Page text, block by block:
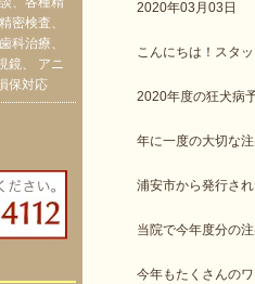
2020年03月03日
こんにちは！スタッ
2020年度の狂犬病
年に一度の大切な
浦安市から発行さ
当院で今年度分の
今年もたくさんの
密検査、
科治療、
鏡、 アニ
保対応